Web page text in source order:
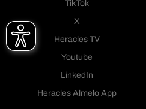
TikTok
X
Heracles TV
Youtube
LinkedIn
Heracles Almelo App